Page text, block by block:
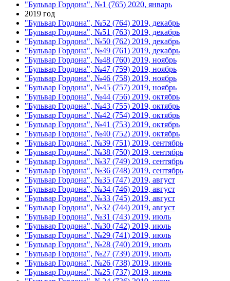
"Бульвар Гордона", №1 (765) 2020, январь
2019 год
"Бульвар Гордона", №52 (764) 2019, декабрь
"Бульвар Гордона", №51 (763) 2019, декабрь
"Бульвар Гордона", №50 (762) 2019, декабрь
"Бульвар Гордона", №49 (761) 2019, декабрь
"Бульвар Гордона", №48 (760) 2019, ноябрь
"Бульвар Гордона", №47 (759) 2019, ноябрь
"Бульвар Гордона", №46 (758) 2019, ноябрь
"Бульвар Гордона", №45 (757) 2019, ноябрь
"Бульвар Гордона", №44 (756) 2019, октябрь
"Бульвар Гордона", №43 (755) 2019, октябрь
"Бульвар Гордона", №42 (754) 2019, октябрь
"Бульвар Гордона", №41 (753) 2019, октябрь
"Бульвар Гордона", №40 (752) 2019, октябрь
"Бульвар Гордона", №39 (751) 2019, сентябрь
"Бульвар Гордона", №38 (750) 2019, сентябрь
"Бульвар Гордона", №37 (749) 2019, сентябрь
"Бульвар Гордона", №36 (748) 2019, сентябрь
"Бульвар Гордона", №35 (747) 2019, август
"Бульвар Гордона", №34 (746) 2019, август
"Бульвар Гордона", №33 (745) 2019, август
"Бульвар Гордона", №32 (744) 2019, август
"Бульвар Гордона", №31 (743) 2019, июль
"Бульвар Гордона", №30 (742) 2019, июль
"Бульвар Гордона", №29 (741) 2019, июль
"Бульвар Гордона", №28 (740) 2019, июль
"Бульвар Гордона", №27 (739) 2019, июль
"Бульвар Гордона", №26 (738) 2019, июнь
"Бульвар Гордона", №25 (737) 2019, июнь